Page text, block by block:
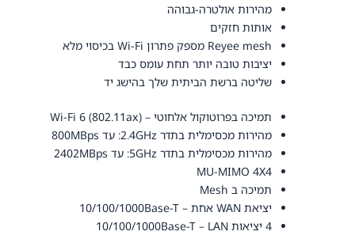
מהירות אולטרה-גבוהה
אותות חזקים
Reyee mesh מספק פתרון Wi-Fi בכיסוי מלא
יציבות טובה יותר תחת עומס כבד
שליטה ברשת הביתית שלך בהישג יד
תמיכה בפרוטוקול אלחוטי – Wi-Fi 6 (802.11ax)
מהירות מכסימלית בתדר 2.4GHz: עד 800MBps
מהירות מכסימלית בתדר 5GHz: עד 2402MBps
MU-MIMO 4X4
תמיכה ב Mesh
יציאת WAN אחת – 10/100/1000Base-T
4 יציאות 10/100/1000Base-T – LAN